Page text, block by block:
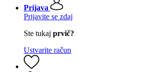
Prijava
Prijavite se zdaj
Ste tukaj prvič?
Ustvarite račun